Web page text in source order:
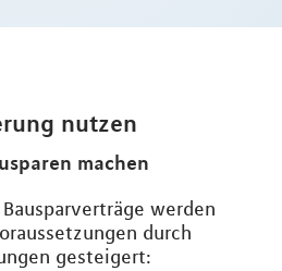
nutzen
machen
werden
durch
gesteigert: